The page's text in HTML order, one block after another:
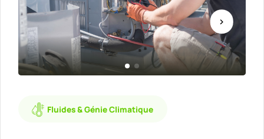
Fluides & Génie Climatique